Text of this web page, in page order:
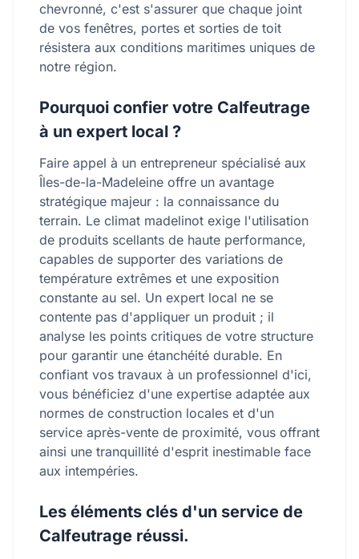
chevronné, c'est s'assurer que chaque joint
de vos fenêtres, portes et sorties de toit
résistera aux conditions maritimes uniques de
notre région.
Pourquoi confier votre Calfeutrage
à un expert local ?
Faire appel à un entrepreneur spécialisé aux
Îles-de-la-Madeleine offre un avantage
stratégique majeur : la connaissance du
terrain. Le climat madelinot exige l'utilisation
de produits scellants de haute performance,
capables de supporter des variations de
température extrêmes et une exposition
constante au sel. Un expert local ne se
contente pas d'appliquer un produit ; il
analyse les points critiques de votre structure
pour garantir une étanchéité durable. En
confiant vos travaux à un professionnel d'ici,
vous bénéficiez d'une expertise adaptée aux
normes de construction locales et d'un
service après-vente de proximité, vous offrant
ainsi une tranquillité d'esprit inestimable face
aux intempéries.
Les éléments clés d'un service de
Calfeutrage réussi.